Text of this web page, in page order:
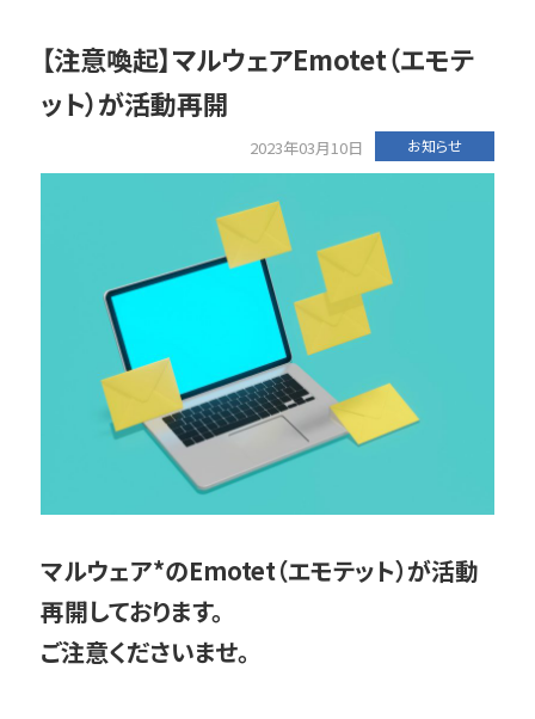
【注意喚起】マルウェアEmotet（エモテ
ット）が活動再開
2023年03月10日 お知らせ
マルウェア*のEmotet（エモテット）が活動
再開しております。
ご注意くださいませ。